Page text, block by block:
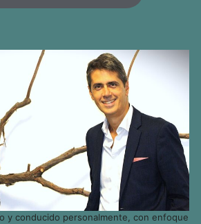
y conducido personalmente, con enfoque